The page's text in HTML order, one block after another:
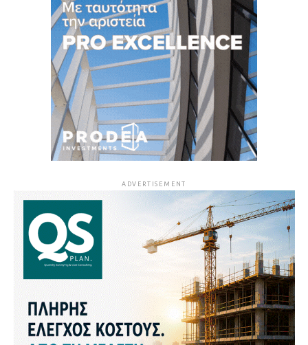
ADVERTISEMENT